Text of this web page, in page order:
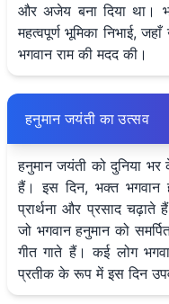
और अजेय बना दिया था।
महत्वपूर्ण भूमिका निभाई,
भगवान राम की मदद की।
हनुमान जयंती का उत्सव
हनुमान जयंती को दुनिया
हैं। इस दिन, भक्त भगवान
प्रार्थना और प्रसाद चढ़ाते
जो भगवान हनुमान को
गीत गाते हैं। कई लोग
प्रतीक के रूप में इस दिन